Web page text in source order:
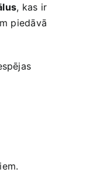
, kas ir
piedāvā